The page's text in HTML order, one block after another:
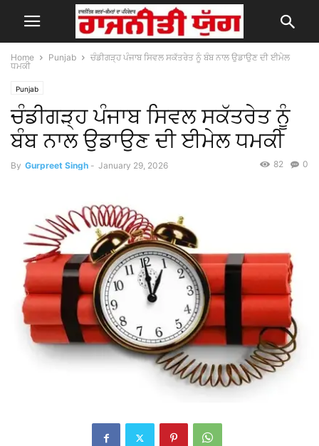
Home Punjab
ਚੰਡੀਗੜ੍ਹ ਪੰਜਾਬ ਸਿਵਲ ਸਕੱਤਰੇਤ ਨੂੰ ਬੰਬ ਨਾਲ ਉਡਾਉਣ ਦੀ ਈਮੇਲ
ਧਮਕੀ
Punjab
ਚੰਡੀਗੜ੍ਹ ਪੰਜਾਬ ਸਿਵਲ ਸਕੱਤਰੇਤ ਨੂੰ
ਬੰਬ ਨਾਲ ਉਡਾਉਣ ਦੀ ਈਮੇਲ ਧਮਕੀ
By Gurpreet Singh - January 29, 2026 0
82